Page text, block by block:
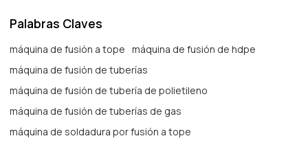
Palabras Claves
máquina de fusión a tope
máquina de fusión de hdpe
máquina de fusión de tuberías
máquina de fusión de tubería de polietileno
máquina de fusión de tuberías de gas
máquina de soldadura por fusión a tope